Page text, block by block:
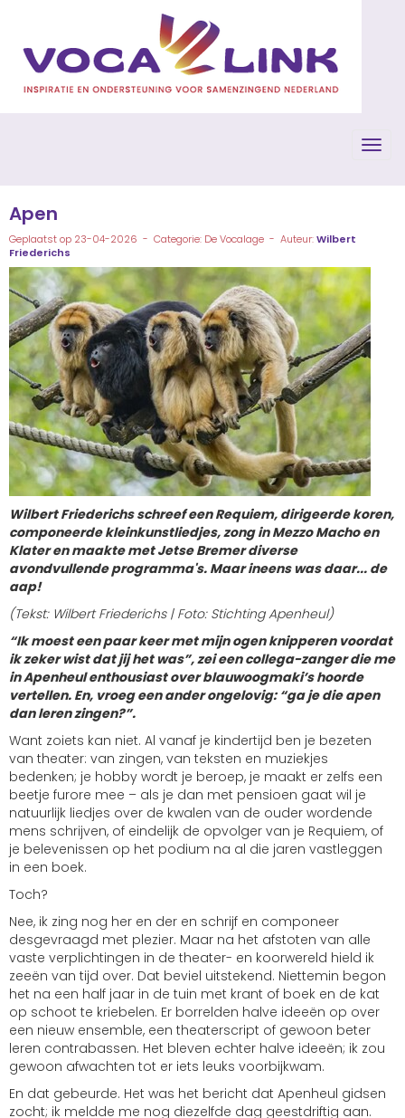
Apen
Geplaatst op 23-04-2026 - Categorie: De Vocalage - Auteur:Wilbert
Friederichs
Wilbert Friederichs schreef een Requiem, dirigeerde koren,
componeerde kleinkunstliedjes, zong in Mezzo Macho en
Klater en maakte met Jetse Bremer diverse
avondvullende programma's. Maar ineens was daar... de
aap!
(Tekst: Wilbert Friederichs | Foto: Stichting Apenheul)
“Ik moest een paar keer met mijn ogen knipperen voordat
ik zeker wist dat jij het was”, zei een collega-zanger die me
in Apenheul enthousiast over blauwoogmaki’s hoorde
vertellen. En, vroeg een ander ongelovig: “ga je die apen
dan leren zingen?”.
Want zoiets kan niet. Al vanaf je kindertijd ben je bezeten
van theater: van zingen, van teksten en muziekjes
bedenken; je hobby wordt je beroep, je maakt er zelfs een
beetje furore mee – als je dan met pensioen gaat wil je
natuurlijk liedjes over de kwalen van de ouder wordende
mens schrijven, of eindelijk de opvolger van je Requiem, of
je belevenissen op het podium na al die jaren vastleggen
in een boek.
Toch?
Nee, ik zing nog her en der en schrijf en componeer
desgevraagd met plezier. Maar na het afstoten van alle
vaste verplichtingen in de theater- en koorwereld hield ik
zeeën van tijd over. Dat beviel uitstekend. Niettemin begon
het na een half jaar in de tuin met krant of boek en de kat
op schoot te kriebelen. Er borrelden halve ideeën op over
een nieuw ensemble, een theaterscript of gewoon beter
leren contrabassen. Het bleven echter halve ideeën; ik zou
gewoon afwachten tot er iets leuks voorbijkwam.
En dat gebeurde. Het was het bericht dat Apenheul gidsen
zocht; ik meldde me nog diezelfde dag geestdriftig aan.